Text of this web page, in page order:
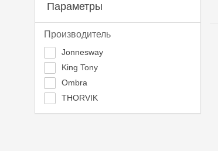
Параметры
Производитель
Jonnesway
King Tony
Ombra
THORVIK